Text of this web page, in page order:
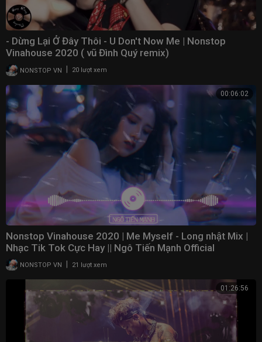
- Dừng Lại Ở Đây Thôi - U Don't Now Me | Nonstop
Vinahouse 2020 ( vũ Đình Quý remix)
NONSTOP VN 20 lượt xem
00:06:02
Nonstop Vinahouse 2020 | Me Myself - Long nhật Mix |
Nhạc Tik Tok Cực Hay || Ngô Tiến Mạnh Official
NONSTOP VN 21 lượt xem
01:26:56